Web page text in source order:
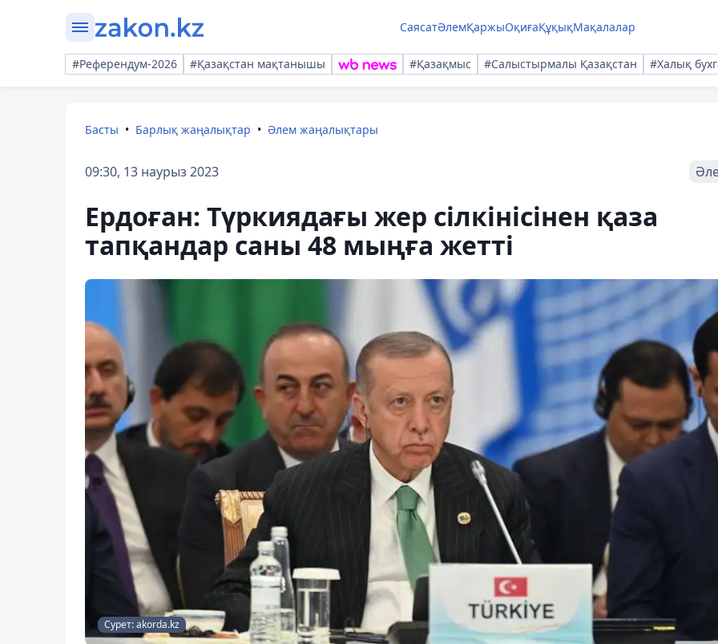
СаясатӘлемҚаржыОқиғаҚұқықМақалалар
#Референдум-2026 #Қазақстан мақтанышы #Қазақмыс #Салыстырмалы Қазақстан #Халық
Басты Барлық жаңалықтар Әлем жаңалықтары
09:30, 13 наурыз 2023
Ердоған: Түркиядағы жер сілкінісінен қаза
тапқандар саны 48 мыңға жетті
Сурет: akorda.kz